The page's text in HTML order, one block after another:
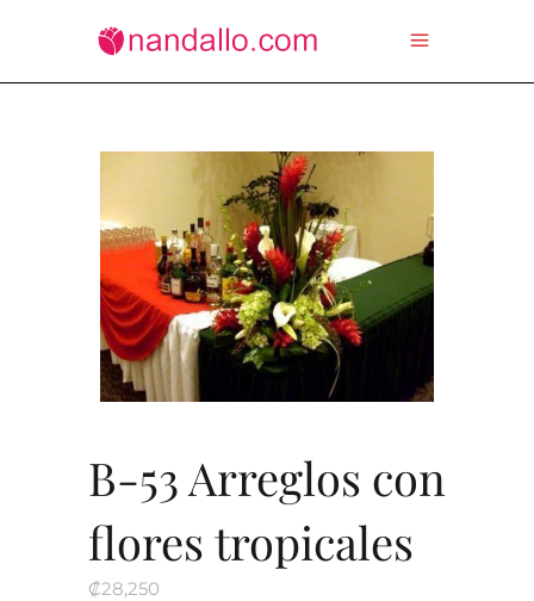
B-53 Arreglos con
flores tropicales
₡28,250